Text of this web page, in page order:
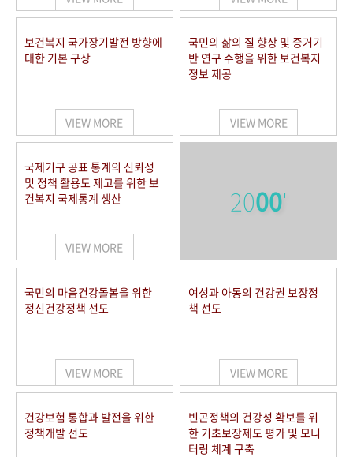
보건복지 국가장기발전 방향에
대한 기본 구상
VIEW MORE
국민의 삶의 질 향상 및 증거기
반 연구 수행을 위한 보건복지
정보 제공
VIEW MORE
국제기구 공표 통계의 신뢰성
및 정책 활용도 제고를 위한 보
건복지 국제통계 생산
VIEW MORE
2000'
국민의 마음건강돌봄을 위한
정신건강정책 선도
VIEW MORE
여성과 아동의 건강권 보장정
책 선도
VIEW MORE
건강보험 통합과 발전을 위한
정책개발 선도
빈곤정책의 건강성 확보를 위
한 기초보장제도 평가 및 모니
터링 체계 구축